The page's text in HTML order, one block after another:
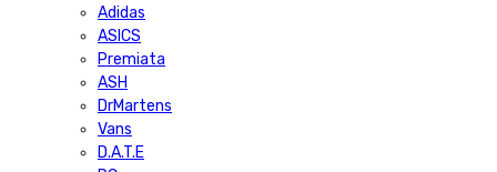
Adidas
ASICS
Premiata
ASH
DrMartens
Vans
D.A.T.E